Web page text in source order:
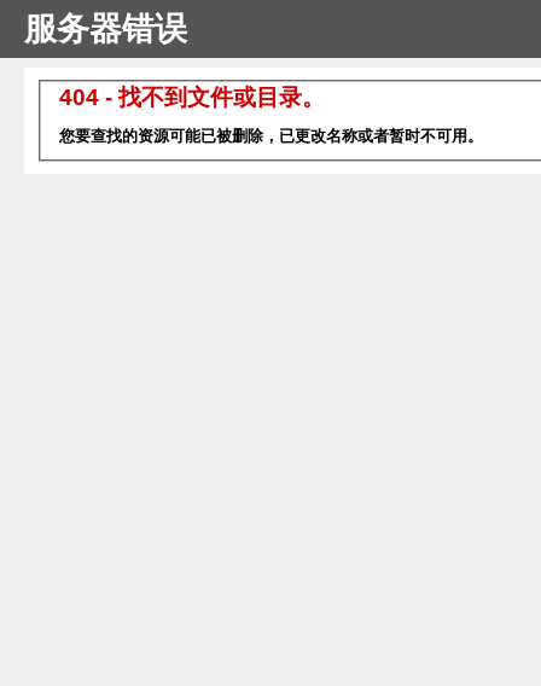
服务器错误
404 - 找不到文件或目录。
您要查找的资源可能已被删除，已更改名称或者暂时不可用。